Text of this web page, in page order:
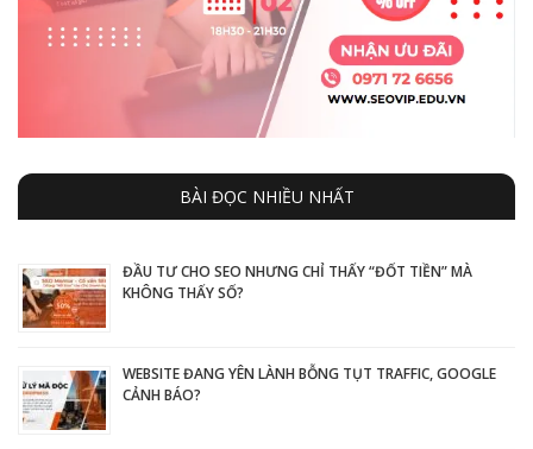
BÀI ĐỌC NHIỀU NHẤT
ĐẦU TƯ CHO SEO NHƯNG CHỈ THẤY “ĐỐT TIỀN” MÀ
KHÔNG THẤY SỐ?
WEBSITE ĐANG YÊN LÀNH BỖNG TỤT TRAFFIC, GOOGLE
CẢNH BÁO?